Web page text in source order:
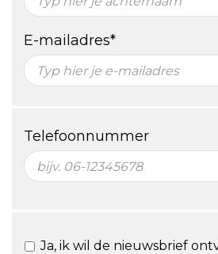
E-mailadres*
Telefoonnummer
Ja, ik wil de nieuwsbrief